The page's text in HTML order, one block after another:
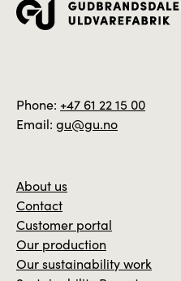
Phone: +47 61 22 15 00
Email: gu@gu.no
About us
Contact
Customer portal
Our production
Our sustainability work